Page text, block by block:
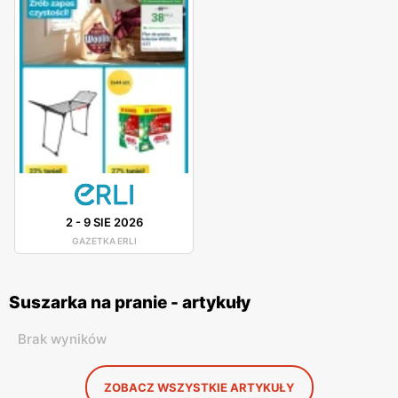
2-9 SIE 2026
GAZETKA ERLI
Suszarka na pranie - artykuły
Brak wyników
ZOBACZ WSZYSTKIE ARTYKUŁY